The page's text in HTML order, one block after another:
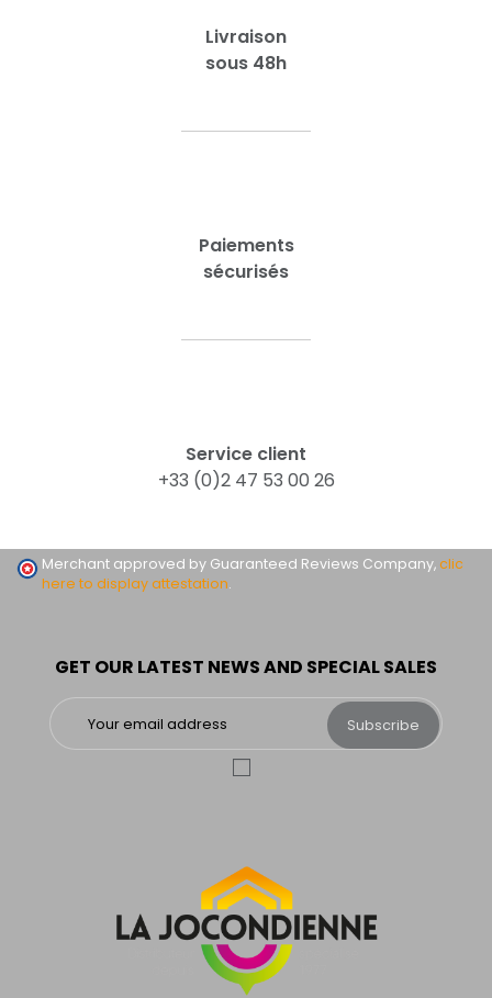
Livraison
sous 48h
Paiements
sécurisés
Service client
+33 (0)2 47 53 00 26
GET OUR LATEST NEWS AND SPECIAL SALES
Subscribe
Merchant approved by Guaranteed Reviews Company,clic
here to display attestation.